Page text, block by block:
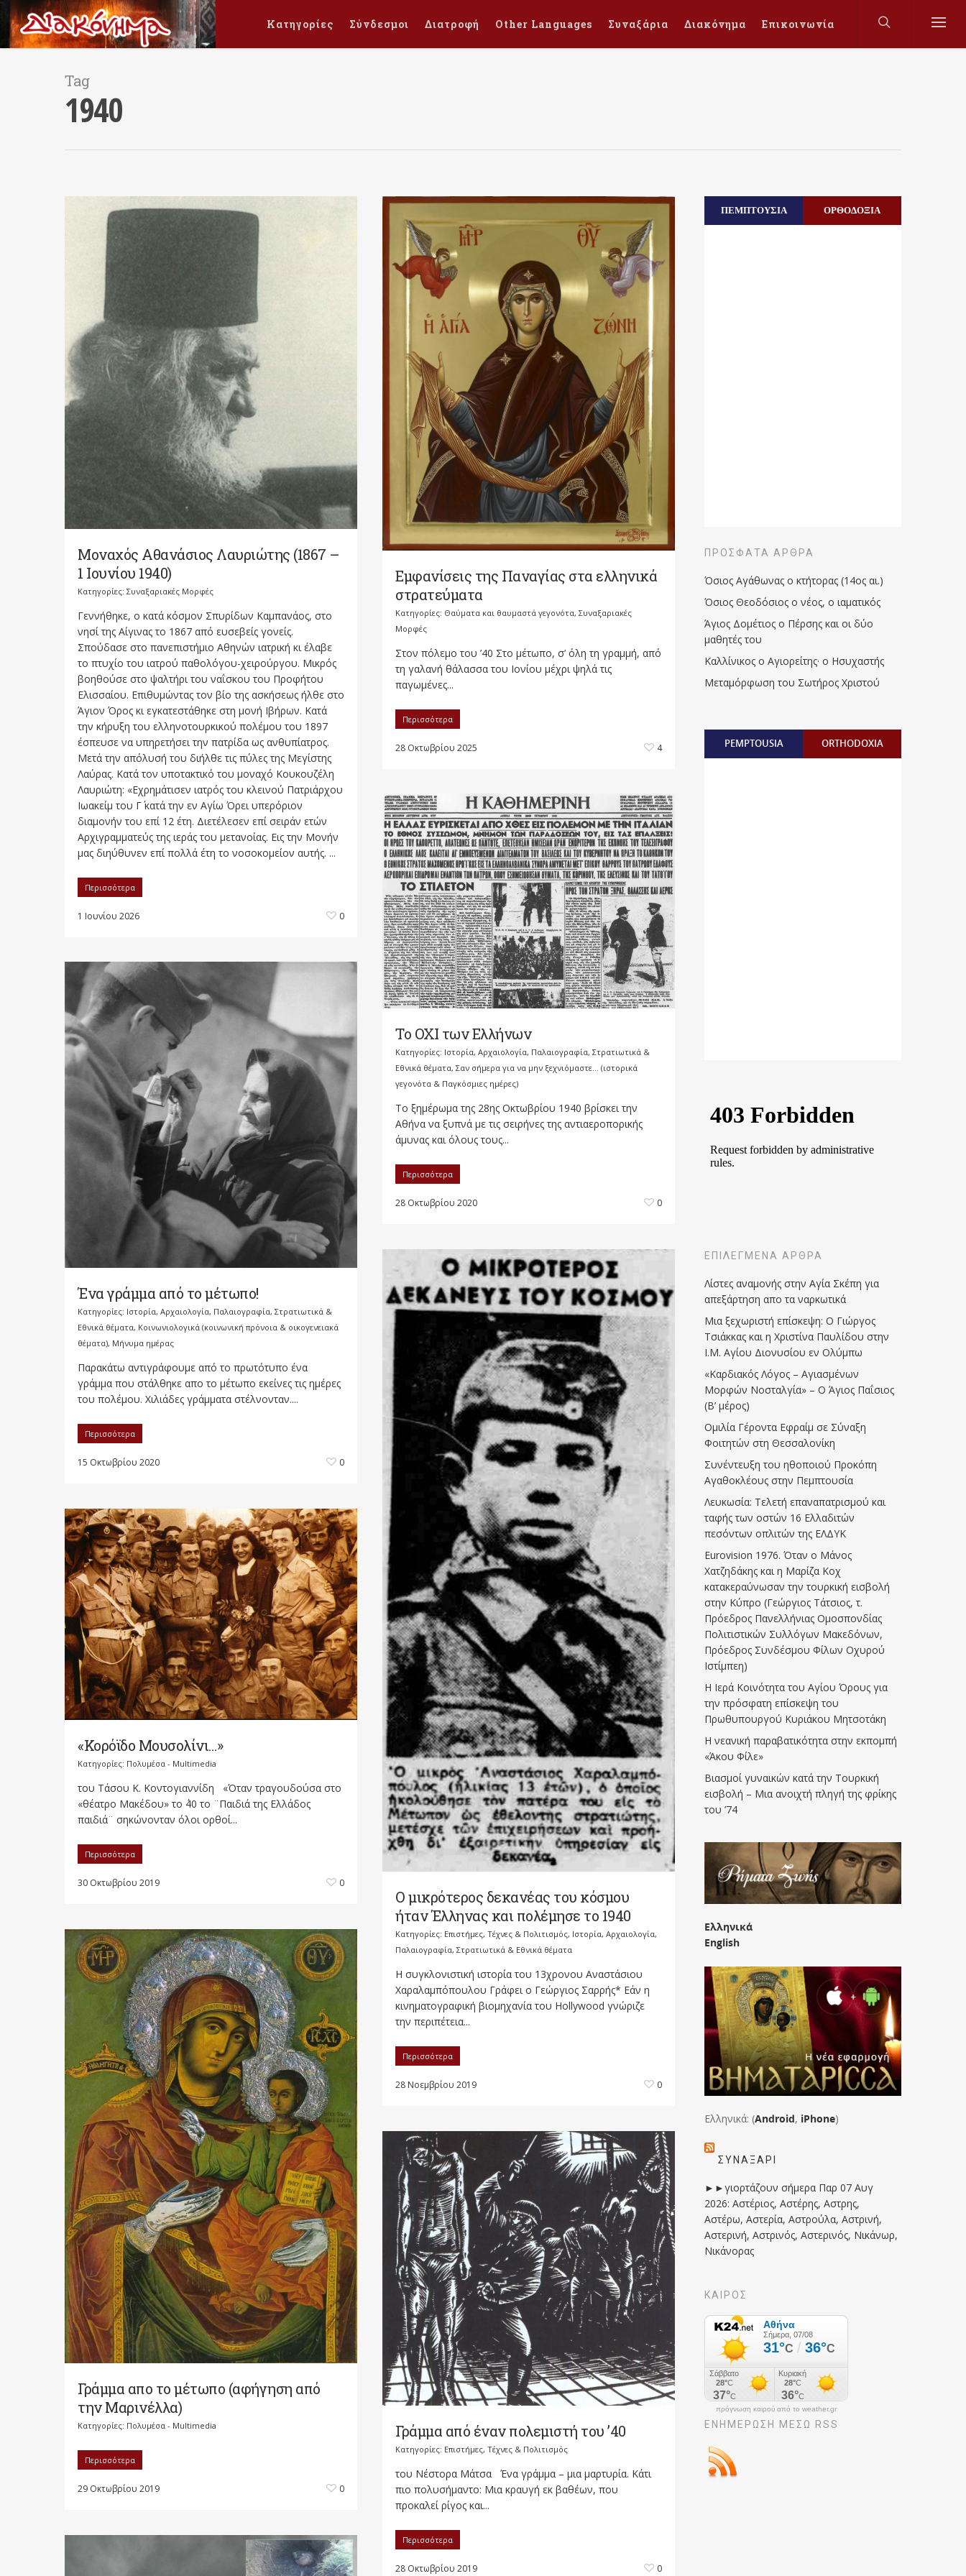
Κατηγορίες Σύνδεσμοι Διατροφή Other Languages Συναξάρια Διακόνημα Επικοινωνία
Tag
1940
Μοναχός Αθανάσιος Λαυριώτης (1867 –
1 Ιουνίου 1940)
Κατηγορίες: Συναξαριακές Μορφές
Γεννήθηκε, ο κατά κόσμον Σπυρίδων Καμπανάος, στο
νησί της Αίγινας το 1867 από ευσεβείς γονείς.
Σπούδασε στο πανεπιστήμιο Αθηνών ιατρική κι έλαβε
το πτυχίο του ιατρού παθολόγου-χειρούργου. Μικρός
βοηθούσε στο ψαλτήρι του ναΐσκου του Προφήτου
Ελισσαίου. Επιθυμώντας τον βίο της ασκήσεως ήλθε στο
Άγιον Όρος κι εγκατεστάθηκε στη μονή Ιβήρων. Κατά
την κήρυξη του ελληνοτουρκικού πολέμου του 1897
έσπευσε να υπηρετήσει την πατρίδα ως ανθυπίατρος.
Μετά την απόλυσή του διήλθε τις πύλες της Μεγίστης
Λαύρας. Κατά τον υποτακτικό του μοναχό Κουκουζέλη
Λαυριώτη: «Εχρημάτισεν ιατρός του κλεινού Πατριάρχου
Ιωακείμ του Γ΄ κατά την εν Αγίω Όρει υπερόριον
διαμονήν του επί 12 έτη. Διετέλεσεν επί σειράν ετών
Αρχιγραμματεύς της ιεράς του μετανοίας. Εις την Μονήν
μας διηύθυνεν επί πολλά έτη το νοσοκομείον αυτής. ...
Περισσότερα
1 Ιουνίου 2026 0
Εμφανίσεις της Παναγίας στα ελληνικά
στρατεύματα
Κατηγορίες: Θαύματα και θαυμαστά γεγονότα, Συναξαριακές
Μορφές
Στον πόλεμο του ’40 Στο μέτωπο, σ’ όλη τη γραμμή, από
τη γαλανή θάλασσα του Ιονίου μέχρι ψηλά τις
παγωμένες...
Περισσότερα
28 Οκτωβρίου 2025 4
Το ΟΧΙ των Ελλήνων
Κατηγορίες: Ιστορία, Αρχαιολογία, Παλαιογραφία, Στρατιωτικά &
Εθνικά θέματα, Σαν σήμερα για να μην ξεχνιόμαστε... (ιστορικά
γεγονότα & Παγκόσμιες ημέρες)
Το ξημέρωμα της 28ης Οκτωβρίου 1940 βρίσκει την
Αθήνα να ξυπνά με τις σειρήνες της αντιαεροπορικής
άμυνας και όλους τους...
Περισσότερα
28 Οκτωβρίου 2020 0
Ένα γράμμα από το μέτωπο!
Κατηγορίες: Ιστορία, Αρχαιολογία, Παλαιογραφία, Στρατιωτικά &
Εθνικά θέματα, Κοινωνιολογικά (κοινωνική πρόνοια & οικογενειακά
θέματα), Μήνυμα ημέρας
Παρακάτω αντιγράφουμε από το πρωτότυπο ένα
γράμμα που στάλθηκε απο το μέτωπο εκείνες τις ημέρες
του πολέμου. Χιλιάδες γράμματα στέλνονταν....
Περισσότερα
15 Οκτωβρίου 2020 0
Ο μικρότερος δεκανέας του κόσμου
ήταν Έλληνας και πολέμησε το 1940
Κατηγορίες: Επιστήμες, Τέχνες & Πολιτισμός, Ιστορία, Αρχαιολογία,
Παλαιογραφία, Στρατιωτικά & Εθνικά θέματα
Η συγκλονιστική ιστορία του 13χρονου Αναστάσιου
Χαραλαμπόπουλου Γράφει ο Γεώργιος Σαρρής* Εάν η
κινηματογραφική βιομηχανία του Hollywood γνώριζε
την περιπέτεια...
Περισσότερα
28 Νοεμβρίου 2019 0
«Κορόϊδο Μουσολίνι…»
Κατηγορίες: Πολυμέσα - Multimedia
του Τάσου Κ. Κοντογιαννίδη «Όταν τραγουδούσα στο
«θέατρο Μακέδου» το ΄40 το ¨Παιδιά της Ελλάδος
παιδιά¨ σηκώνονταν όλοι ορθοί...
Περισσότερα
30 Οκτωβρίου 2019 0
Γράμμα απο το μέτωπο (αφήγηση από
την Μαρινέλλα)
Κατηγορίες: Πολυμέσα - Multimedia
Περισσότερα
29 Οκτωβρίου 2019 0
Γράμμα από έναν πολεμιστή του ’40
Κατηγορίες: Επιστήμες, Τέχνες & Πολιτισμός
του Νέστορα Μάτσα Ένα γράμμα – μια μαρτυρία. Κάτι
πιο πολυσήμαντο: Μια κραυγή εκ βαθέων, που
προκαλεί ρίγος και...
Περισσότερα
28 Οκτωβρίου 2019 0
ΠΕΜΠΤΟΥΣΙΑ ΟΡΘΟΔΟΞΙΑ
ΠΡΌΣΦΑΤΑ ΆΡΘΡΑ
Όσιος Αγάθωνας ο κτήτορας (14ος αι.)
Όσιος Θεοδόσιος ο νέος, ο ιαματικός
Άγιος Δομέτιος ο Πέρσης και οι δύο
μαθητές του
Καλλίνικος ο Αγιορείτης · ο Ησυχαστής
Μεταμόρφωση του Σωτήρος Χριστού
PEMPTOUSIA ORTHODOXIA
ΕΠΙΛΕΓΜΈΝΑ ΆΡΘΡΑ
Λίστες αναμονής στην Αγία Σκέπη για
απεξάρτηση απο τα ναρκωτικά
Μια ξεχωριστή επίσκεψη: Ο Γιώργος
Τσιάκκας και η Χριστίνα Παυλίδου στην
Ι.Μ. Αγίου Διονυσίου εν Ολύμπω
«Καρδιακός Λόγος – Αγιασμένων
Μορφών Νοσταλγία» – Ο Άγιος Παΐσιος
(Β’ μέρος)
Ομιλία Γέροντα Εφραίμ σε Σύναξη
Φοιτητών στη Θεσσαλονίκη
Συνέντευξη του ηθοποιού Προκόπη
Αγαθοκλέους στην Πεμπτουσία
Λευκωσία: Τελετή επαναπατρισμού και
ταφής των οστών 16 Ελλαδιτών
πεσόντων οπλιτών της ΕΛΔΥΚ
Eurovision 1976. Όταν ο Μάνος
Χατζηδάκης και η Μαρίζα Κοχ
κατακεραύνωσαν την τουρκική εισβολή
στην Κύπρο (Γεώργιος Τάτσιος, τ.
Πρόεδρος Πανελλήνιας Ομοσπονδίας
Πολιτιστικών Συλλόγων Μακεδόνων,
Πρόεδρος Συνδέσμου Φίλων Οχυρού
Ιστίμπεη)
Η Ιερά Κοινότητα του Αγίου Όρους για
την πρόσφατη επίσκεψη του
Πρωθυπουργού Κυριάκου Μητσοτάκη
Η νεανική παραβατικότητα στην εκπομπή
«Άκου Φίλε»
Βιασμοί γυναικών κατά την Τουρκική
εισβολή – Μια ανοιχτή πληγή της φρίκης
του ’74
Ελληνικά
English
Ελληνικά: (Android, iPhone)
ΣΥΝΑΞΆΡΙ
►►γιορτάζουν σήμερα Παρ 07 Αυγ
2026: Αστέριος, Αστέρης, Αστρης,
Αστέρω, Αστερία, Αστρούλα, Αστρινή,
Αστερινή, Αστρινός, Αστερινός, Νικάνωρ,
Νικάνορας
ΚΑΙΡΟΣ
πρόγνωση καιρού από το weather.gr
ΕΝΗΜΈΡΩΣΉ ΜΕΣΩ RSS